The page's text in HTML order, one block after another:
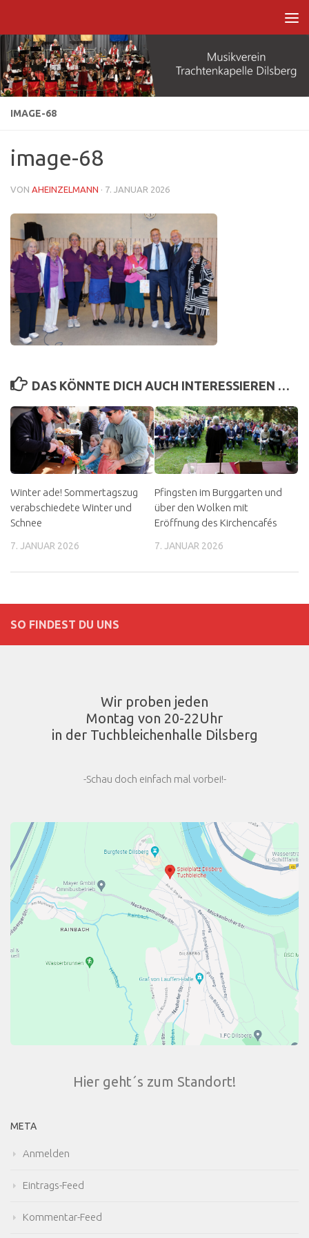
IMAGE-68
image-68
VON AHEINZELMANN · 7. JANUAR 2026
DAS KÖNNTE DICH AUCH INTERESSIEREN …
Winter ade! Sommertagszug
verabschiedete Winter und
Schnee
7. JANUAR 2026
Pfingsten im Burggarten und
über den Wolken mit
Eröffnung des Kirchencafés
7. JANUAR 2026
SO FINDEST DU UNS
Wir proben jeden
Montag von 20-22Uhr
in der Tuchbleichenhalle Dilsberg
-Schau doch einfach mal vorbei!-
Hier geht´s zum Standort!
META
Anmelden
Eintrags-Feed
Kommentar-Feed